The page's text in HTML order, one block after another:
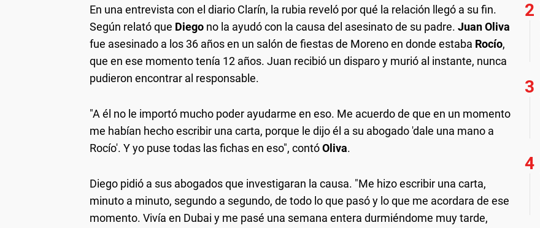
En una entrevista con el diario Clarín, la rubia reveló por qué la relación llegó a su fin.
Según relató que Diego no la ayudó con la causa del asesinato de su padre. Juan Oliva
fue asesinado a los 36 años en un salón de fiestas de Moreno en donde estaba Rocío,
que en ese momento tenía 12 años. Juan recibió un disparo y murió al instante, nunca
pudieron encontrar al responsable.
"A él no le importó mucho poder ayudarme en eso. Me acuerdo de que en un momento
me habían hecho escribir una carta, porque le dijo él a su abogado 'dale una mano a
Rocío'. Y yo puse todas las fichas en eso", contóOliva.
Diego pidió a sus abogados que investigaran la causa. "Me hizo escribir una carta,
minuto a minuto, segundo a segundo, de todo lo que pasó y lo que me acordara de ese
momento. Vivía en Dubai y me pasé una semana entera durmiéndome muy tarde,